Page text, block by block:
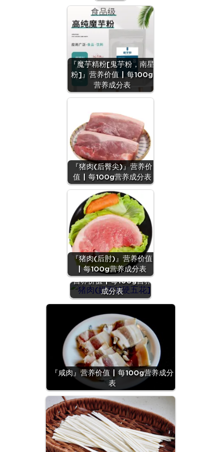
『魔芋精粉[鬼芋粉，南星
粉]』营养价值 | 每100g
营养成分表
『猪肉(后臀尖)』营养价
值 | 每100g营养成分表
『猪肉(后肘)』营养价值
| 每100g营养成分表
『猪肉(奶面)[硬五花]』
营养价值 | 每100g营养
成分表
『咸肉』营养价值 | 每100g营养成分
表